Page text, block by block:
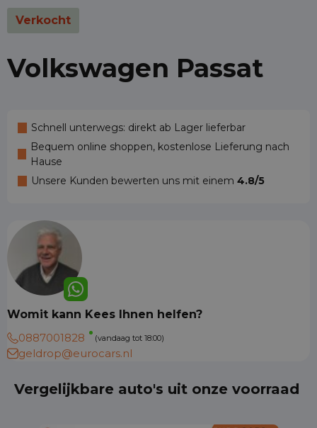
Verkocht
Volkswagen Passat
Schnell unterwegs: direkt ab Lager lieferbar
Bequem online shoppen, kostenlose Lieferung nach
Hause
Unsere Kunden bewerten uns mit einem 4.8/5
Womit kann Kees Ihnen helfen?
0887001828
(vandaag tot 18:00)
geldrop@eurocars.nl
Vergelijkbare auto's uit onze voorraad